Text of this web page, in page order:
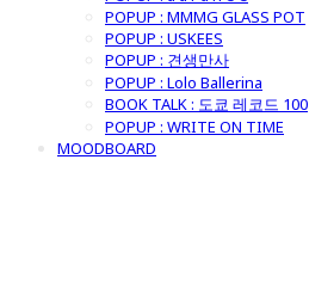
POPUP : MMMG GLASS POT
POPUP : USKEES
POPUP : 견생만사
POPUP : Lolo Ballerina
BOOK TALK : 도쿄 레코드 100
POPUP : WRITE ON TIME
MOODBOARD